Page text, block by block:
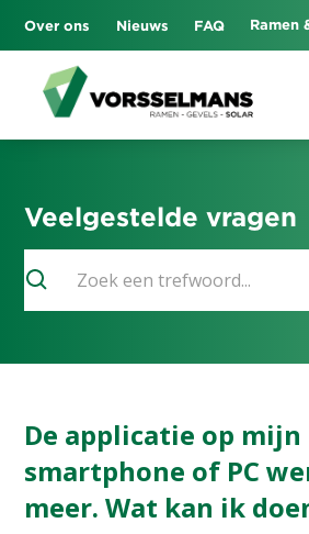
Over ons Nieuws FAQ Ramen
Veelgestelde vragen
De applicatie op mijn
smartphone of PC
meer. Wat kan ik